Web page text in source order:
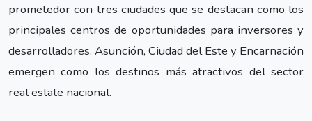
prometedor con tres ciudades que se destacan como los
principales centros de oportunidades para inversores y
desarrolladores. Asunción, Ciudad del Este y Encarnación
emergen como los destinos más atractivos del sector
real estate nacional.